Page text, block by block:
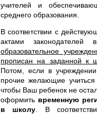
учителей и
среднего образования.
В соответствии с
актами
образовательное
прописан на заданной к
Потом, если в
прочие желающие
чтобы Ваш ребенок не
оформить временную
в школу . В